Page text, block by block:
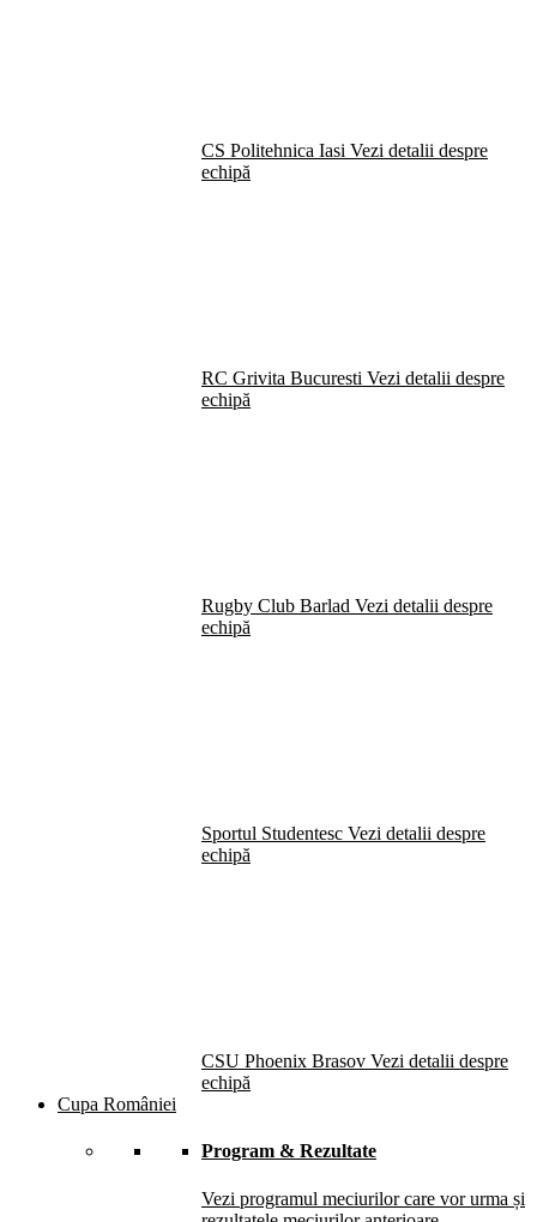
CS Politehnica Iasi Vezi detalii despre
echipă
RC Grivita Bucuresti Vezi detalii despre
echipă
Rugby Club Barlad Vezi detalii despre
echipă
Sportul Studentesc Vezi detalii despre
echipă
CSU Phoenix Brasov Vezi detalii despre
echipă
Cupa României
Program & Rezultate
Vezi programul meciurilor care vor urma și